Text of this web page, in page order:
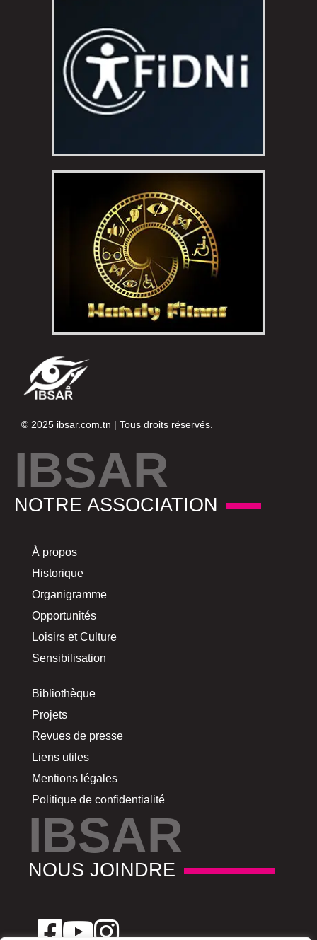
© 2025 ibsar.com.tn | Tous droits réservés.
IBSAR
NOTRE ASSOCIATION
À propos
Historique
Organigramme
Opportunités
Loisirs et Culture
Sensibilisation
Bibliothèque
Projets
Revues de presse
Liens utiles
Mentions légales
Politique de confidentialité
IBSAR
NOUS JOINDRE